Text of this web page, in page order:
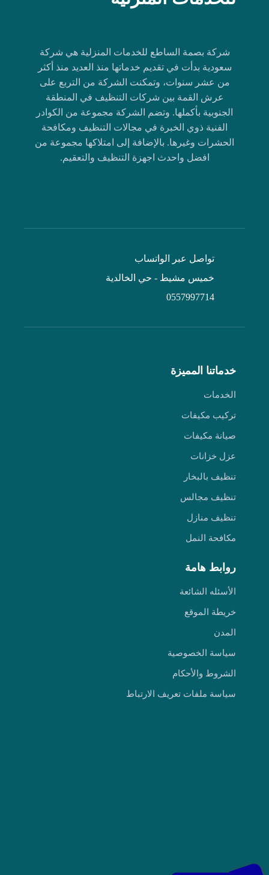
شركة بصمة الساطع للخدمات المنزلية هي شركة
سعودية بدأت في تقديم خدماتها منذ العديد منذ أكثر
من عشر سنوات، وتمكنت الشركة من التربع على
عرش القمة بين شركات التنظيف في المنطقة
الجنوبية بأكملها. وتضم الشركة مجموعة من الكوادر
الفنية ذوي الخبرة في مجالات التنظيف ومكافحة
الحشرات وغيرها. بالإضافة إلى امتلاكها مجموعة من
افضل واحدث اجهزة التنظيف والتعقيم.
تواصل عبر الواتساب
خميس مشيط - حي الخالدية
0557997714
خدماتنا المميزة
الخدمات
تركيب مكيفات
صيانة مكيفات
عزل خزانات
تنظيف بالبخار
تنظيف مجالس
تنظيف منازل
مكافحة النمل
روابط هامة
الأسئله الشائعة
خريطة الموقع
المدن
سياسة الخصوصية
الشروط والأحكام
سياسة ملفات تعريف الارتباط